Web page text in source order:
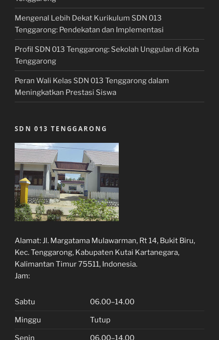
Mengenal Lebih Dekat Kurikulum SDN 013
Tenggarong: Pendekatan dan Implementasi
Profil SDN 013 Tenggarong: Sekolah Unggulan di Kota
Tenggarong
Peran Wali Kelas SDN 013 Tenggarong dalam
Meningkatkan Prestasi Siswa
SDN 013 TENGGARONG
Alamat:Jl. Margatama Mulawarman, Rt 14, Bukit Biru,
Kec. Tenggarong, Kabupaten Kutai Kartanegara,
Kalimantan Timur 75511, Indonesia.
Jam:
Sabtu 06.00–14.00
Minggu Tutup
Senin 06.00–14.00